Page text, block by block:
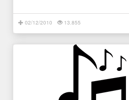
02/12/2010 13.855